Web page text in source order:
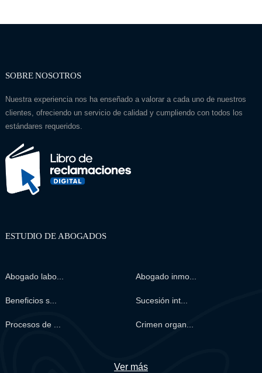
SOBRE NOSOTROS
Nuestra experiencia nos ha enseñado a valorar a cada uno de nuestros
clientes, ofreciendo un servicio de calidad y cumpliendo con todos los
estándares requeridos.
ESTUDIO DE ABOGADOS
Abogado labo... Abogado inmo...
Beneficios s... Sucesión int...
Procesos de ... Crimen organ...
Ver más